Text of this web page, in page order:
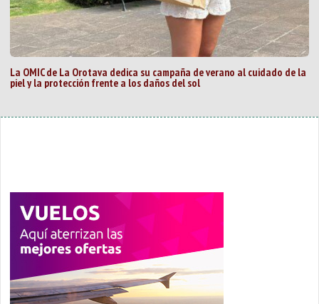
La OMIC de La Orotava dedica su campaña de verano al cuidado de la
piel y la protección frente a los daños del sol